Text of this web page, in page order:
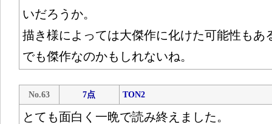
いだろうか。
描き様によっては大傑作に化けた可能性もあ
でも傑作なのかもしれないね。
No.63 7点 TON2
とても面白く一晩で読み終えました。